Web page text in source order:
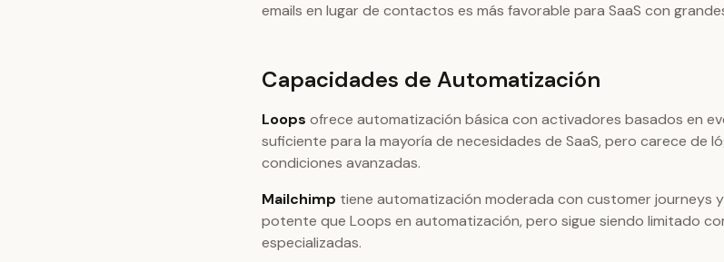
emails en lugar de contactos es más favorable para SaaS con
Capacidades de Automatización
Loops ofrece automatización básica con activadores basados en
suficiente para la mayoría de necesidades de SaaS, pero carece de
condiciones avanzadas.
Mailchimp tiene automatización moderada con customer journeys
potente que Loops en automatización, pero sigue siendo limitado
especializadas.